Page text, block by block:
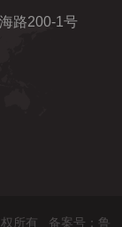
路200-1号
权所有 备案号：鲁